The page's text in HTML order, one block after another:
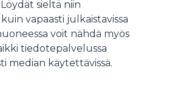
snabbare och för patienten
skonsamt sätt att säkerställa
än invasiva metoder,
vävnadsprovtagning.
sieltä niin
vapaasti julkaistavissa
voit nähdä myös
tiedotepalvelussa
median käytettävissä.